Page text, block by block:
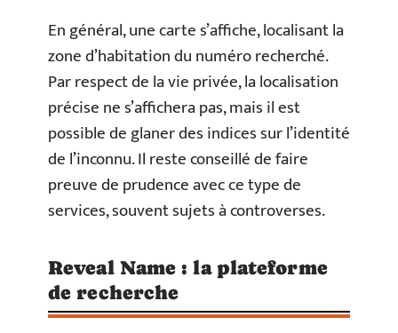
En général, une carte s’affiche, localisant la
zone d’habitation du numéro recherché.
Par respect de la vie privée, la localisation
précise ne s’affichera pas, mais il est
possible de glaner des indices sur l’identité
de l’inconnu. Il reste conseillé de faire
preuve de prudence avec ce type de
services, souvent sujets à controverses.
Reveal Name : la plateforme
de recherche